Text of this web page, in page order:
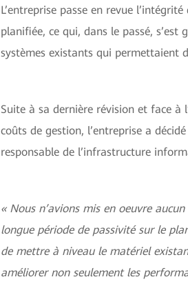
L’entreprise passe en revue
planifiée, ce qui, dans le passé,
systèmes existants qui permettaient
Suite à sa dernière révision et face à
coûts de gestion, l’entreprise a
responsable de l’infrastructure
« Nous n’avions mis en oeuvre
longue période de passivité sur le
de mettre à niveau le matériel
améliorer non seulement les